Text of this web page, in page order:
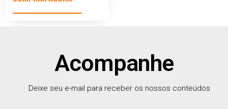
Acompanhe
Deixe seu e-mail para receber os nossos conteúdos